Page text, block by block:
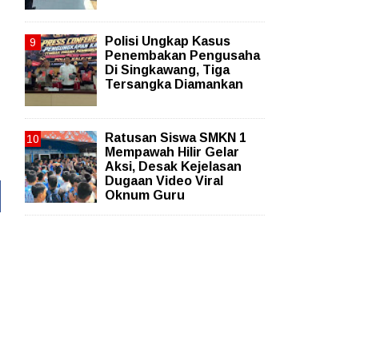
Polisi Ungkap Kasus
Penembakan Pengusaha
Di Singkawang, Tiga
Tersangka Diamankan
Ratusan Siswa SMKN 1
Mempawah Hilir Gelar
Aksi, Desak Kejelasan
Dugaan Video Viral
Oknum Guru